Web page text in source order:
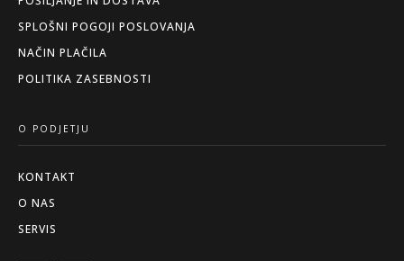
SPLOŠNI POGOJI POSLOVANJA
NAČIN PLAČILA
POLITIKA ZASEBNOSTI
O PODJETJU
KONTAKT
O NAS
SERVIS